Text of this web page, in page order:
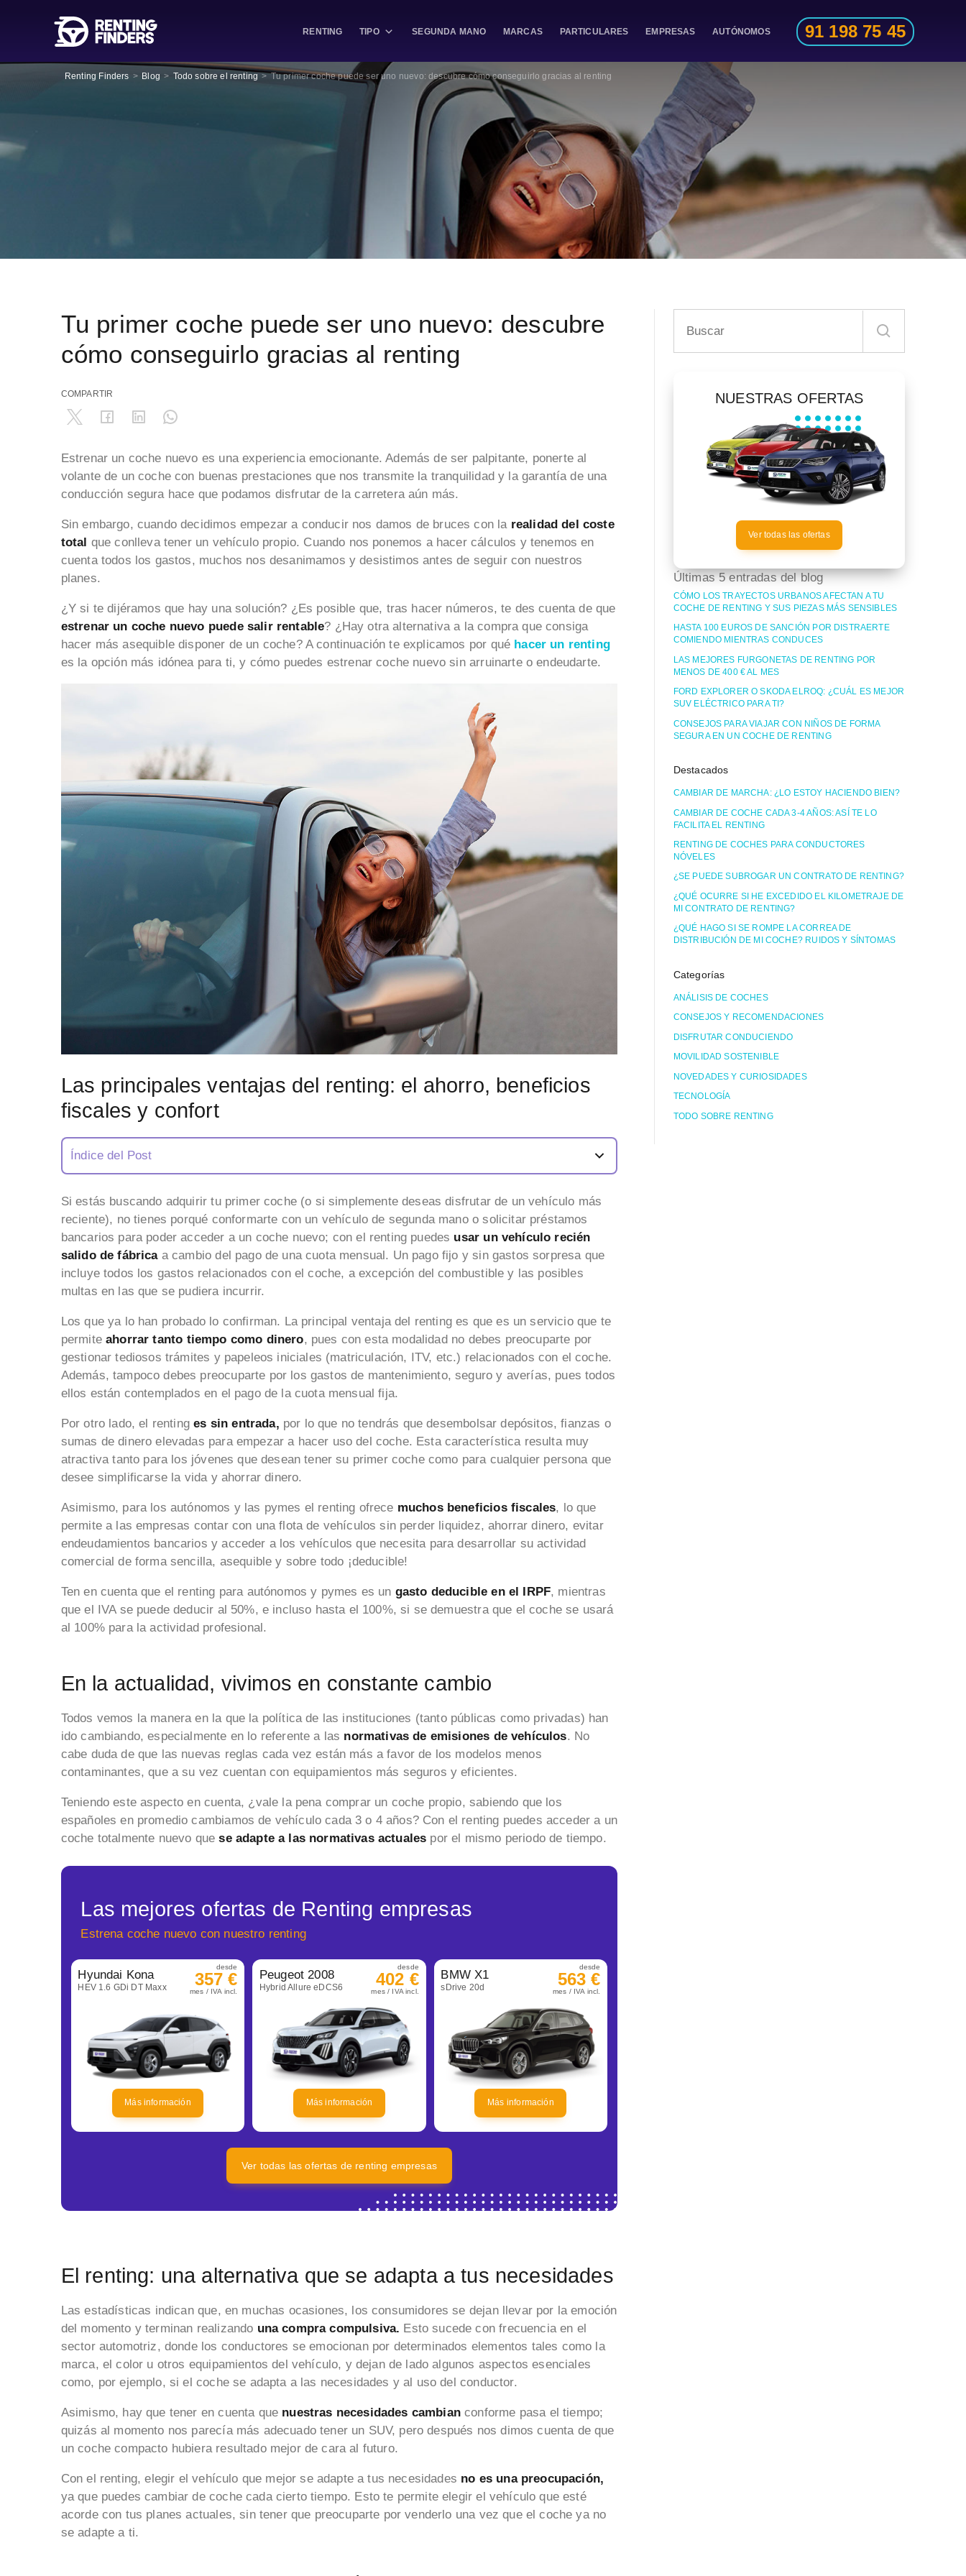
RENTING TIPO SEGUNDA MANO MARCAS PARTICULARES EMPRESAS AUTÓNOMOS 91 198 75 45
Renting Finders > Blog > Todo sobre el renting > Tu primer coche puede ser uno nuevo: descubre cómo conseguirlo gracias al renting
Tu primer coche puede ser uno nuevo: descubre
cómo conseguirlo gracias al renting
COMPARTIR
Estrenar un coche nuevo es una experiencia emocionante. Además de ser palpitante, ponerte al
volante de un coche con buenas prestaciones que nos transmite la tranquilidad y la garantía de una
conducción segura hace que podamos disfrutar de la carretera aún más.
Sin embargo, cuando decidimos empezar a conducir nos damos de bruces con la realidad del coste
total que conlleva tener un vehículo propio. Cuando nos ponemos a hacer cálculos y tenemos en
cuenta todos los gastos, muchos nos desanimamos y desistimos antes de seguir con nuestros
planes.
¿Y si te dijéramos que hay una solución? ¿Es posible que, tras hacer números, te des cuenta de que
estrenar un coche nuevo puede salir rentable? ¿Hay otra alternativa a la compra que consiga
hacer más asequible disponer de un coche? A continuación te explicamos por qué hacer un renting
es la opción más idónea para ti, y cómo puedes estrenar coche nuevo sin arruinarte o endeudarte.
Las principales ventajas del renting: el ahorro, beneficios
fiscales y confort
Índice del Post
Si estás buscando adquirir tu primer coche (o si simplemente deseas disfrutar de un vehículo más
reciente), no tienes porqué conformarte con un vehículo de segunda mano o solicitar préstamos
bancarios para poder acceder a un coche nuevo; con el renting puedes usar un vehículo recién
salido de fábrica a cambio del pago de una cuota mensual. Un pago fijo y sin gastos sorpresa que
incluye todos los gastos relacionados con el coche, a excepción del combustible y las posibles
multas en las que se pudiera incurrir.
Los que ya lo han probado lo confirman. La principal ventaja del renting es que es un servicio que te
permiteahorrar tanto tiempo como dinero, pues con esta modalidad no debes preocuparte por
gestionar tediosos trámites y papeleos iniciales (matriculación, ITV, etc.) relacionados con el coche.
Además, tampoco debes preocuparte por los gastos de mantenimiento, seguro y averías, pues todos
ellos están contemplados en el pago de la cuota mensual fija.
Por otro lado, el rentinges sin entrada, por lo que no tendrás que desembolsar depósitos, fianzas o
sumas de dinero elevadas para empezar a hacer uso del coche. Esta característica resulta muy
atractiva tanto para los jóvenes que desean tener su primer coche como para cualquier persona que
desee simplificarse la vida y ahorrar dinero.
Asimismo, para los autónomos y las pymes el renting ofrece muchos beneficios fiscales, lo que
permite a las empresas contar con una flota de vehículos sin perder liquidez, ahorrar dinero, evitar
endeudamientos bancarios y acceder a los vehículos que necesita para desarrollar su actividad
comercial de forma sencilla, asequible y sobre todo ¡deducible!
Ten en cuenta que el renting para autónomos y pymes es un gasto deducible en el IRPF, mientras
que el IVA se puede deducir al 50%, e incluso hasta el 100%, si se demuestra que el coche se usará
al 100% para la actividad profesional.
En la actualidad, vivimos en constante cambio
Todos vemos la manera en la que la política de las instituciones (tanto públicas como privadas) han
ido cambiando, especialmente en lo referente a las normativas de emisiones de vehículos. No
cabe duda de que las nuevas reglas cada vez están más a favor de los modelos menos
contaminantes, que a su vez cuentan con equipamientos más seguros y eficientes.
Teniendo este aspecto en cuenta, ¿vale la pena comprar un coche propio, sabiendo que los
españoles en promedio cambiamos de vehículo cada 3 o 4 años? Con el renting puedes acceder a un
coche totalmente nuevo quese adapte a las normativas actuales por el mismo periodo de tiempo.
Las mejores ofertas de Renting empresas
Estrena coche nuevo con nuestro renting
Hyundai Kona
HEV 1.6 GDi DT Maxx
desde
357 €
mes / IVA incl.
Más información
Peugeot 2008
Hybrid Allure eDCS6
desde
402 €
mes / IVA incl.
Más información
BMW X1
sDrive 20d
desde
563 €
mes / IVA incl.
Más información
Ver todas las ofertas de renting empresas
El renting: una alternativa que se adapta a tus necesidades
Las estadísticas indican que, en muchas ocasiones, los consumidores se dejan llevar por la emoción
del momento y terminan realizando una compra compulsiva. Esto sucede con frecuencia en el
sector automotriz, donde los conductores se emocionan por determinados elementos tales como la
marca, el color u otros equipamientos del vehículo, y dejan de lado algunos aspectos esenciales
como, por ejemplo, si el coche se adapta a las necesidades y al uso del conductor.
Asimismo, hay que tener en cuenta que nuestras necesidades cambianconforme pasa el tiempo;
quizás al momento nos parecía más adecuado tener un SUV, pero después nos dimos cuenta de que
un coche compacto hubiera resultado mejor de cara al futuro.
Con el renting, elegir el vehículo que mejor se adapte a tus necesidades no es una preocupación,
ya que puedes cambiar de coche cada cierto tiempo. Esto te permite elegir el vehículo que esté
acorde con tus planes actuales, sin tener que preocuparte por venderlo una vez que el coche ya no
se adapte a ti.
NUESTRAS OFERTAS
Ver todas las ofertas
Últimas 5 entradas del blog
CÓMO LOS TRAYECTOS URBANOS AFECTAN A TU
COCHE DE RENTING Y SUS PIEZAS MÁS SENSIBLES
HASTA 100 EUROS DE SANCIÓN POR DISTRAERTE
COMIENDO MIENTRAS CONDUCES
LAS MEJORES FURGONETAS DE RENTING POR
MENOS DE 400 € AL MES
FORD EXPLORER O SKODA ELROQ: ¿CUÁL ES MEJOR
SUV ELÉCTRICO PARA TI?
CONSEJOS PARA VIAJAR CON NIÑOS DE FORMA
SEGURA EN UN COCHE DE RENTING
Destacados
CAMBIAR DE MARCHA: ¿LO ESTOY HACIENDO BIEN?
CAMBIAR DE COCHE CADA 3-4 AÑOS: ASÍ TE LO
FACILITA EL RENTING
RENTING DE COCHES PARA CONDUCTORES
NÓVELES
¿SE PUEDE SUBROGAR UN CONTRATO DE RENTING?
¿QUÉ OCURRE SI HE EXCEDIDO EL KILOMETRAJE DE
MI CONTRATO DE RENTING?
¿QUÉ HAGO SI SE ROMPE LA CORREA DE
DISTRIBUCIÓN DE MI COCHE? RUIDOS Y SÍNTOMAS
Categorías
ANÁLISIS DE COCHES
CONSEJOS Y RECOMENDACIONES
DISFRUTAR CONDUCIENDO
MOVILIDAD SOSTENIBLE
NOVEDADES Y CURIOSIDADES
TECNOLOGÍA
TODO SOBRE RENTING